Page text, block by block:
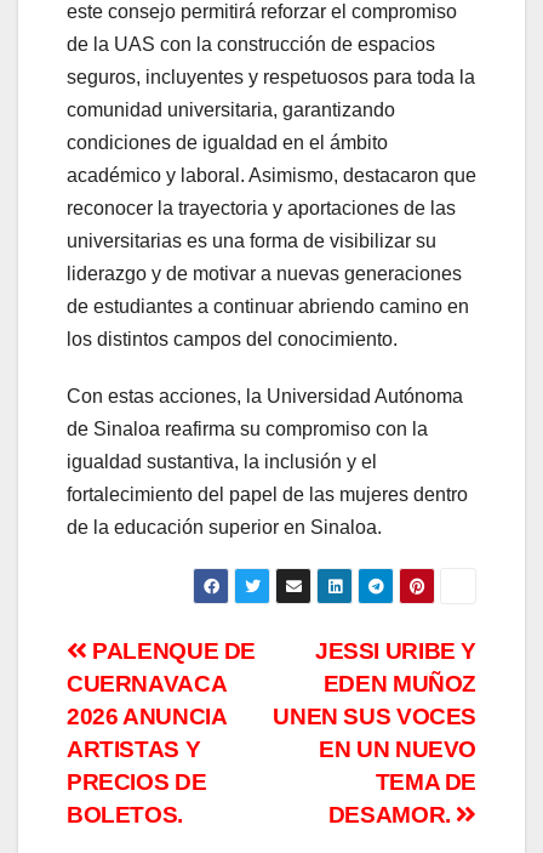
este consejo permitirá reforzar el compromiso
de la UAS con la construcción de espacios
seguros, incluyentes y respetuosos para toda la
comunidad universitaria, garantizando
condiciones de igualdad en el ámbito
académico y laboral. Asimismo, destacaron que
reconocer la trayectoria y aportaciones de las
universitarias es una forma de visibilizar su
liderazgo y de motivar a nuevas generaciones
de estudiantes a continuar abriendo camino en
los distintos campos del conocimiento.
Con estas acciones, la Universidad Autónoma
de Sinaloa reafirma su compromiso con la
igualdad sustantiva, la inclusión y el
fortalecimiento del papel de las mujeres dentro
de la educación superior en Sinaloa.
Navegación
de
entradas
JESSI URIBE Y
EDEN MUÑOZ
UNEN SUS VOCES
EN UN NUEVO
TEMA DE
DESAMOR.
PALENQUE DE
CUERNAVACA
2026 ANUNCIA
ARTISTAS Y
PRECIOS DE
BOLETOS.